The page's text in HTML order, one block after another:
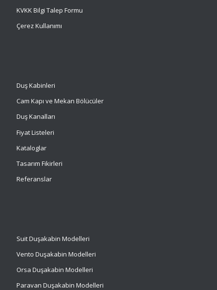
KVKK Bilgi Talep Formu
Çerez Kullanımı
Duş Kabinleri
Cam Kapı ve Mekan Bölücüler
Duş Kanalları
Fiyat Listeleri
Kataloglar
Tasarım Fikirleri
Referanslar
SuitDuşakabin Modelleri
Vento Duşakabin Modelleri
Orsa Duşakabin Modelleri
Paravan Duşakabin Modelleri